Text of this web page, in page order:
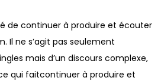
de continuer à produire et écouter
Il ne s’agit pas seulement
mais d’un discours complexe,
qui faitcontinuer à produire et